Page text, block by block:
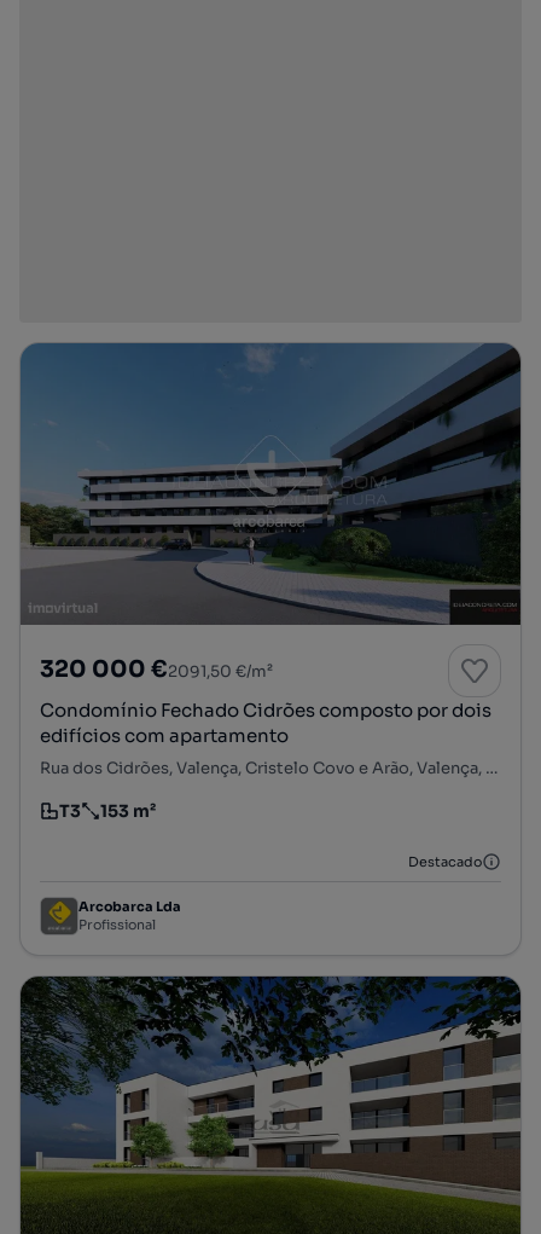
320 000 €2091,50 €/m²
Condomínio Fechado Cidrões composto por dois
edifícios com apartamento
Rua dos Cidrões, Valença, Cristelo Covo e Arão, Valença, Viana do Castelo
Tipologia
T3
Preço por metro quadrado
153 m²
Destacado
Arcobarca Lda
Profissional